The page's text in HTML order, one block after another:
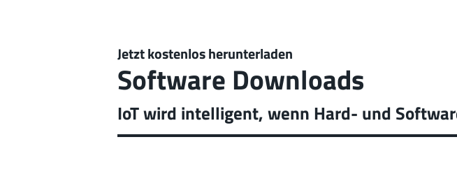
Jetzt kostenlos herunterladen
Software Downloads
IoT wird intelligent, wenn Hard- und